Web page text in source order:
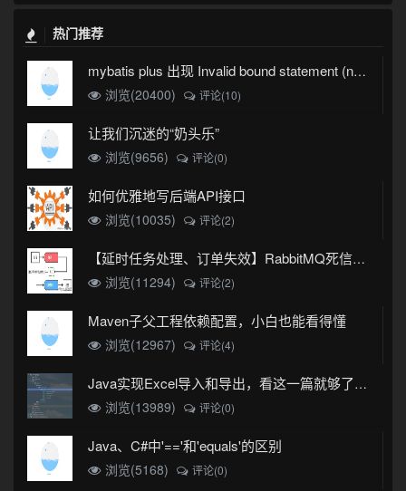
热门推荐
mybatis plus 出现 Invalid bound statement (not found)
浏览(20400)
评论(10)
让我们沉迷的“奶头乐”
浏览(9656) 评论(0)
如何优雅地写后端API接口
浏览(10035) 评论(2)
【延时任务处理、订单失效】RabbitMQ死信队列实现
浏览(11294)
评论(2)
Maven子父工程依赖配置，小白也能看得懂
浏览(12967) 评论(4)
Java实现Excel导入和导出，看这一篇就够了(珍藏版)
浏览(13989)
评论(0)
Java、C#中'=='和'equals'的区别
浏览(5168) 评论(0)